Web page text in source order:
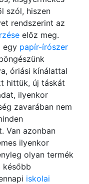
szól, hiszen
rendszerint az
előz meg.
egy papír-írószer
óriási kínálattal
hittük, új táskát
ilyenkor
zavarában nem
Van azonban
ilyenkor
olyan termék
később
iskolai